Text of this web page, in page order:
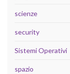
scienze
security
Sistemi Operativi
spazio